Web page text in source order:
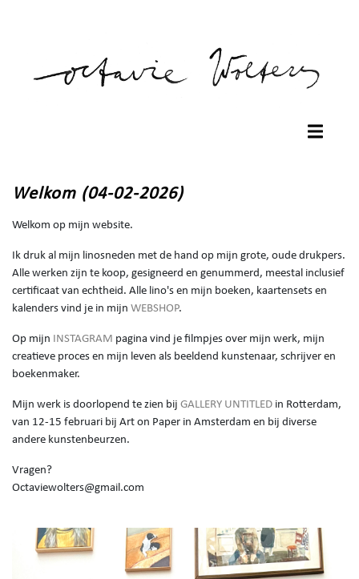
Welkom (04-02-2026)
Welkom op mijn website.
Ik druk al mijn linosneden met de hand op mijn grote, oude drukpers.
Alle werken zijn te koop, gesigneerd en genummerd, meestal inclusief
certificaat van echtheid. Alle lino's en mijn boeken, kaartensets en
kalenders vind je in mijn WEBSHOP.
Op mijn INSTAGRAM pagina vind je filmpjes over mijn werk, mijn
creatieve proces en mijn leven als beeldend kunstenaar, schrijver en
boekenmaker.
Mijn werk is doorlopend te zien bij GALLERY UNTITLED in Rotterdam,
van 12-15 februari bij Art on Paper in Amsterdam en bij diverse
andere kunstenbeurzen.
Vragen?
Octaviewolters@gmail.com